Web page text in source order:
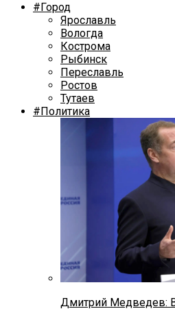
#Город
Ярославль
Вологда
Кострома
Рыбинск
Переславль
Ростов
Тутаев
#Политика
Дмитрий Медведев: